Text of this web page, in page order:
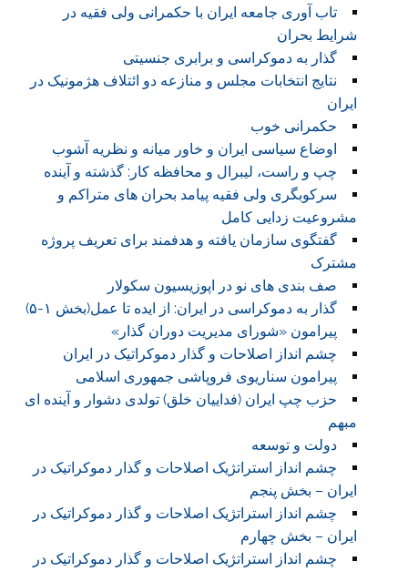
تاب آوری جامعه ایران با حکمرانی ولی فقیه در
شرایط بحران
گذار به دموکراسی و برابری جنسیتی
نتایج انتخابات مجلس و منازعه دو ائتلاف هژمونیک در
ایران
حکمرانی خوب
اوضاع سیاسی ایران و خاور میانه و نظریه آشوب
چپ و راست، لیبرال و محافظه کار: گذشته و آینده
سرکوبگری ولی فقیه پیامد بحران های متراکم و
مشروعیت زدایی کامل
گفتگوی سازمان یافته و هدفمند برای تعریف پروژه
مشترک
صف بندی های نو در اپوزیسیون سکولار
گذار به دموکراسی در ایران: از ایده تا عمل(بخش ۱-۵)
پیرامون «شورای مدیریت دوران گذار»
چشم انداز اصلاحات و گذار دموکراتیک در ایران
پیرامون سناریوی فروپاشی جمهوری اسلامی
حزب چپ ایران (فداییان خلق) تولدی دشوار و آینده ای
مبهم
دولت و توسعه
چشم انداز استراتژیک اصلاحات و گذار دموکراتیک در
ایران – بخش پنجم
چشم انداز استراتژیک اصلاحات و گذار دموکراتیک در
ایران – بخش چهارم
چشم انداز استراتژیک اصلاحات و گذار دموکراتیک در